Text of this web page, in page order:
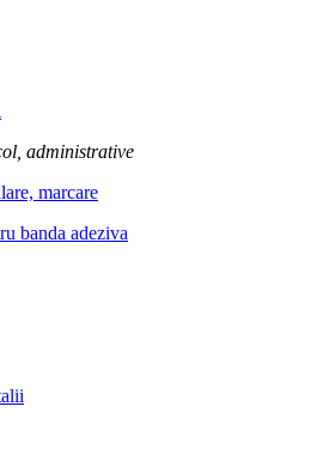
administrative
marcare
banda adeziva